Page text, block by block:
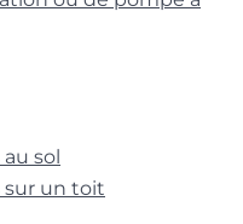
sol
sur un toit